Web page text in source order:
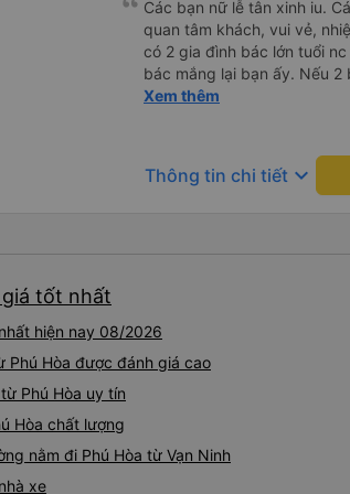
Các bạn nữ lễ tân xinh iu.
quan tâm khách, vui vẻ, nhiệt tình. Trong
có 2 gia đình bác lớn tuổi
bác mắng lại bạn ấy. Nếu 2
ngược lại nha. Bạn ấy nhắc
bị phản ánh thì đừng trừ
thì bảo bạn ấy liên hệ sđt
(một mình) yêu luôn.
Xem thêm
Thông tin chi tiết keyboard_arrow_down
tốt nhất
hiện nay 08/2026
Phú Hòa được đánh giá cao
Phú Hòa uy tín
Hòa chất lượng
nằm đi Phú Hòa từ Vạn Ninh
xe